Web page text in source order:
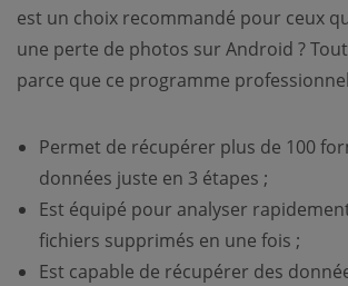
est un choix recommandé pour ceux
une perte de photos sur Android ?
parce que ce programme
Permet de récupérer plus de 100
données juste en 3 étapes ;
Est équipé pour analyser
fichiers supprimés en une fois ;
Est capable de récupérer des